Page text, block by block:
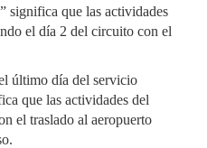
significa que las actividades
el día 2 del circuito con el
último día del servicio
que las actividades del
el traslado al aeropuerto